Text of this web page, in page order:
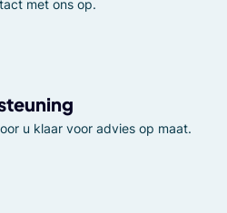
met ons op.
u klaar voor advies op maat.